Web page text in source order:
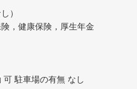
）
，健康保険，厚生年金
駐車場の有無 なし